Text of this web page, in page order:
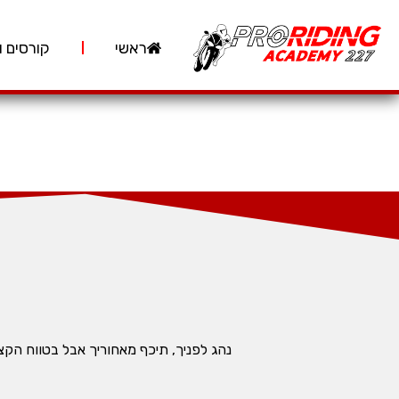
ראשי קורסים
נהג לפניך, תיכף מאחוריך אבל בטווח